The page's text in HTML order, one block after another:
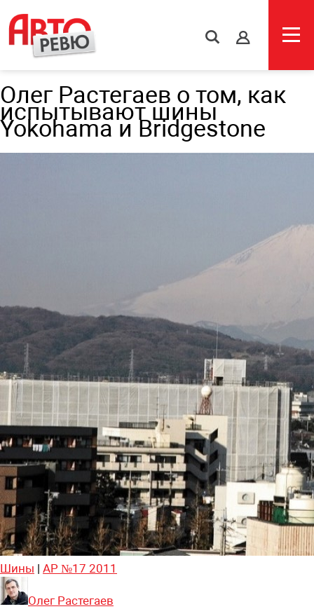
s
Олег Растегаев о том, как
испытывают шины
Yokohama и Bridgestone
Шины | АР №17 2011
Олег Растегаев